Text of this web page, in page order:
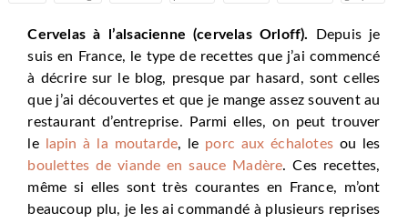
Cervelas à l’alsacienne (cervelas Orloff).
Depuis je
suis en France, le type de recettes que j’ai commencé
à décrire sur le blog, presque par hasard, sont celles
que j’ai découvertes et que je mange assez souvent au
restaurant d’entreprise. Parmi elles, on peut trouver
le
lapin à la moutarde, le porc aux échalotes ou les
boulettes de viande en sauce Madère. Ces recettes,
même si elles sont très courantes en France, m’ont
beaucoup plu, je les ai commandé à plusieurs reprises